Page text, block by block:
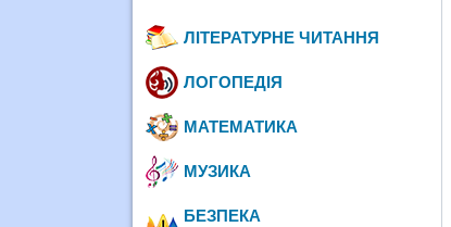
ЛІТЕРАТУРНЕ ЧИТАННЯ
ЛОГОПЕДІЯ
МАТЕМАТИКА
МУЗИКА
БЕЗПЕКА